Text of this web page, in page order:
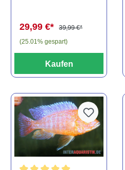
29,99 €*
39,99 €*
(25.01% gespart)
Kaufen